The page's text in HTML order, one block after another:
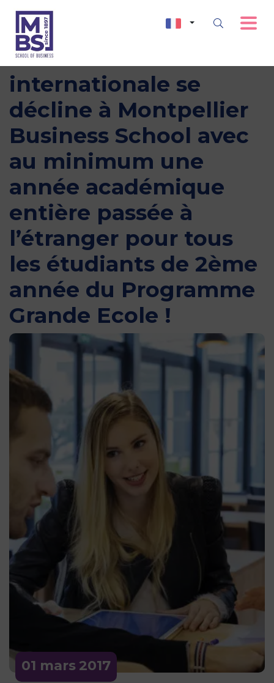
01 mars2017
L’ouverture
internationale se
décline à Montpellier
Business School avec
au minimum une
année académique
entière passée à
l’étranger pour tous
les étudiants de 2ème
année du Programme
Grande Ecole !